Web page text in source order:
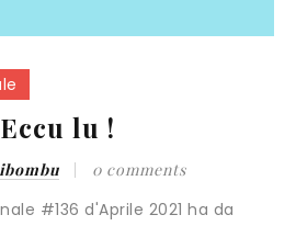
lu !
0 comments
#136 d'Aprile 2021 ha da